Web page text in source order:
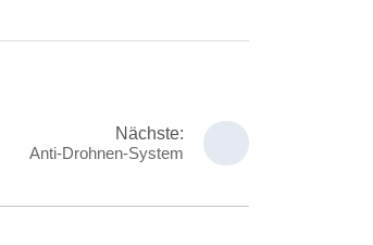
Nächste:
Anti-Drohnen-System